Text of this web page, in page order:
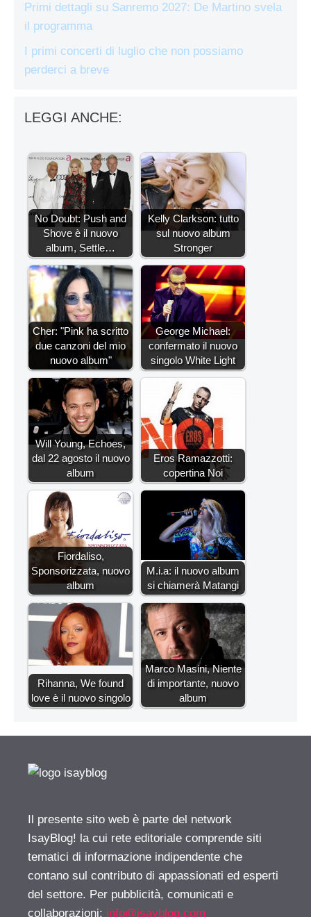
Primi dettagli su Sanremo 2027: De Martino svela
il programma
I primi concerti di luglio che non possiamo
perderci a breve
LEGGI ANCHE:
No Doubt: Push and
Shove è il nuovo
album, Settle…
Kelly Clarkson: tutto
sul nuovo album
Stronger
Cher: "Pink ha scritto
due canzoni del mio
nuovo album"
George Michael:
confermato il nuovo
singolo White Light
Will Young, Echoes,
dal 22 agosto il nuovo
album
Eros Ramazzotti:
copertina Noi
Fiordaliso,
Sponsorizzata, nuovo
album
M.i.a: il nuovo album
si chiamerà Matangi
Rihanna, We found
love è il nuovo singolo
Marco Masini, Niente
di importante, nuovo
album
Il presente sito web è parte del network
IsayBlog! la cui rete editoriale comprende siti
tematici di informazione indipendente che
contano sul contributo di appassionati ed esperti
del settore. Per pubblicità, comunicati e
collaborazioni: info@isayblog.com